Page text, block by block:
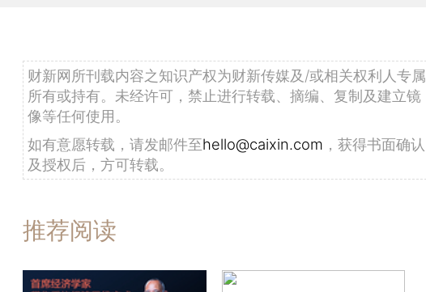
财新网所刊载内容之知识产权为财新传媒及/或相关权利人专属
所有或持有。未经许可，禁止进行转载、摘编、复制及建立镜
像等任何使用。
如有意愿转载，请发邮件至hello@caixin.com ，获得书面确认
及授权后，方可转载。
推荐阅读